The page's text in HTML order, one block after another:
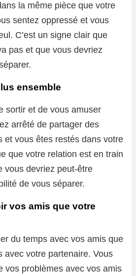
la même pièce que votre
sentez oppressé et vous
C’est un signe clair que
pas et que vous devriez
ensemble
sortir et de vous amuser
arrêté de partager des
et vous êtes restés dans votre
que votre relation est en train
vous devriez peut-être
de vous séparer.
vos amis que votre
du temps avec vos amis que
avec votre partenaire. Vous
vos problèmes avec vos amis